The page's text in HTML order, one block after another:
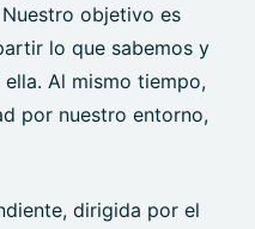
objetivo es
lo que sabemos y
Al mismo tiempo,
por nuestro entorno,
dirigida por el